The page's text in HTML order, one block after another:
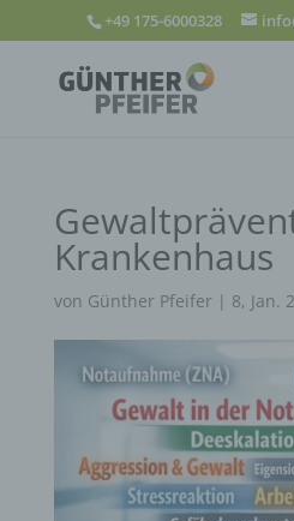
+49 175-6000328
Krankenhaus
von Günther Pfeifer| 8, Jan.